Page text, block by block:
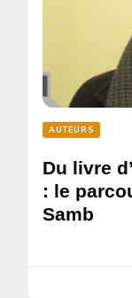
AUTEURS
Du livre
: le
Samb